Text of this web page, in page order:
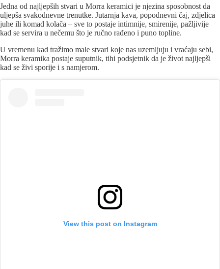
Jedna od najljepših stvari u Morra keramici je njezina sposobnost da
uljepša svakodnevne trenutke. Jutarnja kava, popodnevni čaj, zdjelica
juhe ili komad kolača – sve to postaje intimnije, smirenije, pažljivije
kad se servira u nečemu što je ručno rađeno i puno topline.
U vremenu kad tražimo male stvari koje nas uzemljuju i vraćaju sebi,
Morra keramika postaje suputnik, tihi podsjetnik da je život najljepši
kad se živi sporije i s namjerom.
View this post on Instagram